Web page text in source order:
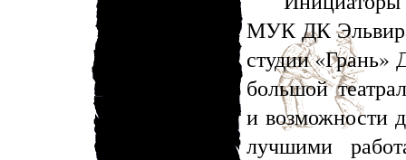
МУК ДК Эльвира
студии «Грань»
большой
и возможности
лучшими